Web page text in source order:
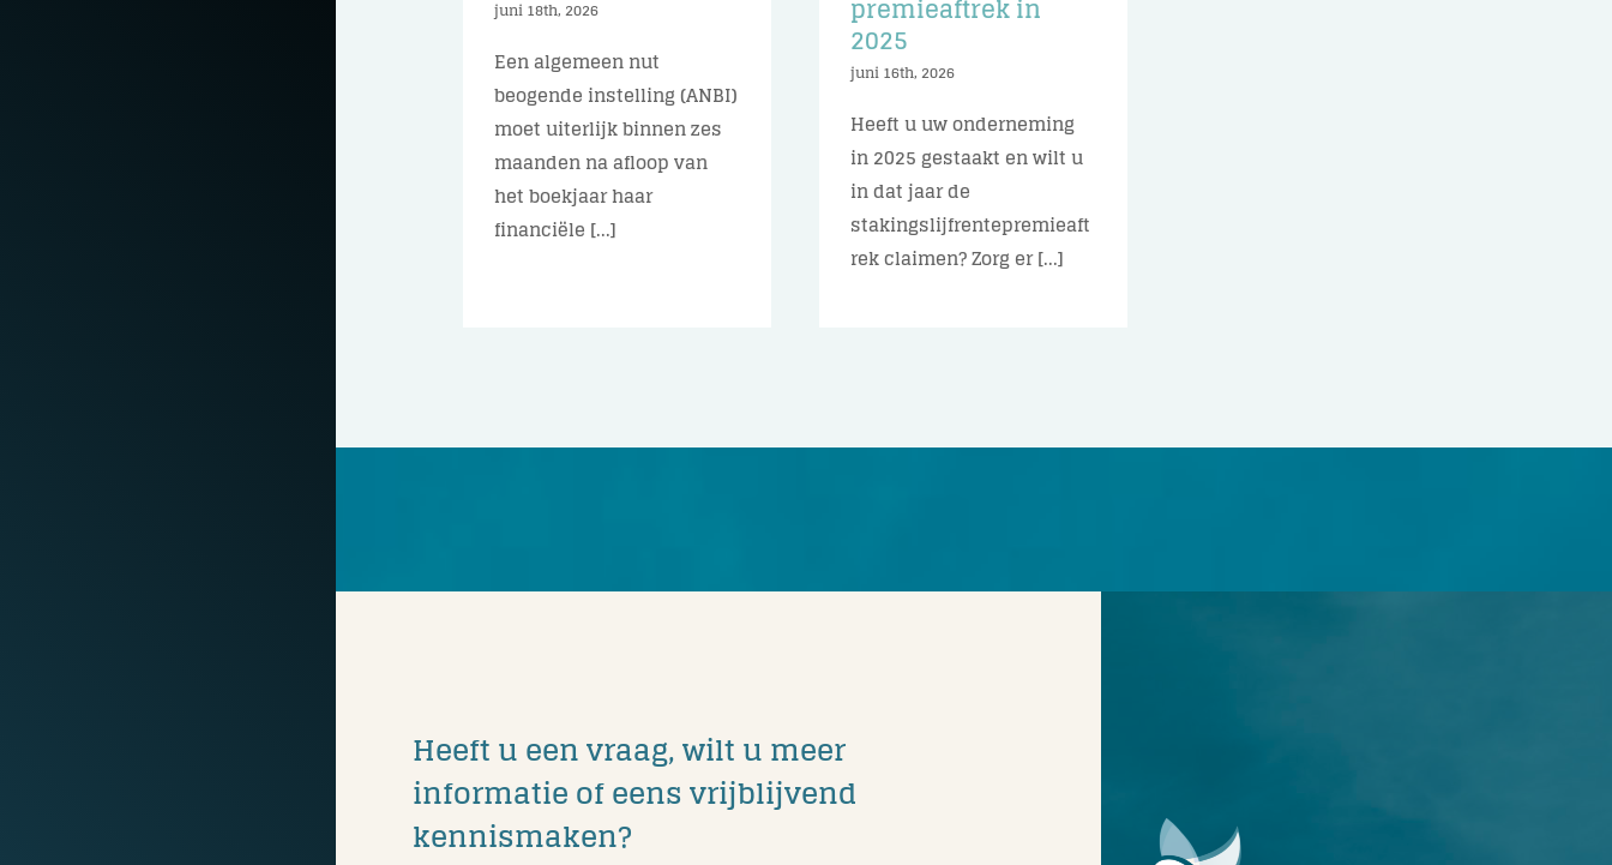
juni 18th, 2026
Een algemeen nut
beogende instelling (ANBI)
moet uiterlijk binnen zes
maanden na afloop van
het boekjaar haar
financiële [...]
premieaftrek in
2025
juni 16th, 2026
Heeft u uw onderneming
in 2025 gestaakt en wilt u
in dat jaar de
stakingslijfrentepremieaft
rek claimen? Zorg er [...]
Heeft u een vraag, wilt u meer
informatie of eens vrijblijvend
kennismaken?